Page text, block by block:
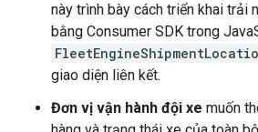
này trình bày cách triển khai trải
bằng Consumer SDK trong
giao diện liên kết.
Đơn vị vận hành đội xe muốn